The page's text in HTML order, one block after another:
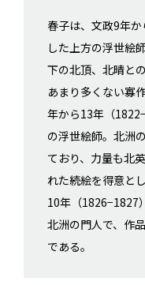
春子は、文政9年
した上方の浮世絵
下の北頂、北晴と
あまり多くない寡
年から13年（
の浮世絵師。北洲
ており、力量も北
れた続絵を得意と
10年（1826−1827
北洲の門人で、作
である。